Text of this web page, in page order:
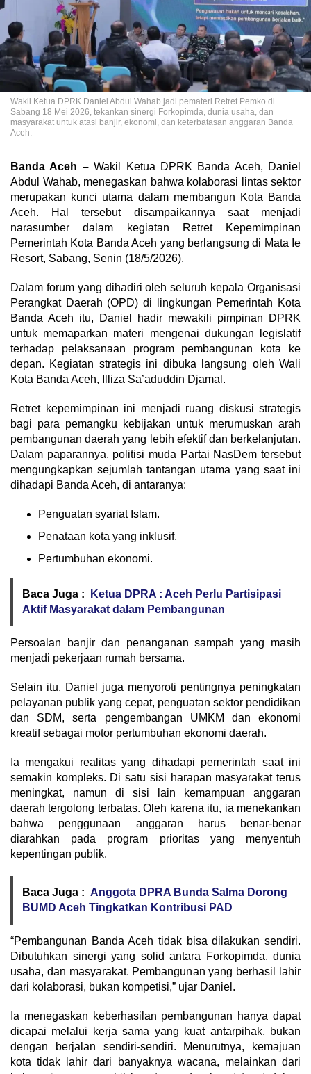
Wakil Ketua DPRK Daniel Abdul Wahab jadi pemateri Retret Pemko di
Sabang 18 Mei 2026, tekankan sinergi Forkopimda, dunia usaha, dan
masyarakat untuk atasi banjir, ekonomi, dan keterbatasan anggaran Banda
Aceh.
Banda Aceh –Wakil Ketua DPRK Banda Aceh, Daniel
Abdul Wahab, menegaskan bahwa kolaborasi lintas sektor
merupakan kunci utama dalam membangun Kota Banda
Aceh. Hal tersebut disampaikannya saat menjadi
narasumber dalam kegiatan Retret Kepemimpinan
Pemerintah Kota Banda Aceh yang berlangsung di Mata Ie
Resort, Sabang, Senin (18/5/2026).
Dalam forum yang dihadiri oleh seluruh kepala Organisasi
Perangkat Daerah (OPD) di lingkungan Pemerintah Kota
Banda Aceh itu, Daniel hadir mewakili pimpinan DPRK
untuk memaparkan materi mengenai dukungan legislatif
terhadap pelaksanaan program pembangunan kota ke
depan. Kegiatan strategis ini dibuka langsung oleh Wali
Kota Banda Aceh, Illiza Sa’aduddin Djamal.
Retret kepemimpinan ini menjadi ruang diskusi strategis
bagi para pemangku kebijakan untuk merumuskan arah
pembangunan daerah yang lebih efektif dan berkelanjutan.
Dalam paparannya, politisi muda Partai NasDem tersebut
mengungkapkan sejumlah tantangan utama yang saat ini
dihadapi Banda Aceh, di antaranya:
Penguatan syariat Islam.
Penataan kota yang inklusif.
Pertumbuhan ekonomi.
Baca Juga :
Ketua DPRA : Aceh Perlu Partisipasi
Aktif Masyarakat dalam Pembangunan
Persoalan banjir dan penanganan sampah yang masih
menjadi pekerjaan rumah bersama.
Selain itu, Daniel juga menyoroti pentingnya peningkatan
pelayanan publik yang cepat, penguatan sektor pendidikan
dan SDM, serta pengembangan UMKM dan ekonomi
kreatif sebagai motor pertumbuhan ekonomi daerah.
Ia mengakui realitas yang dihadapi pemerintah saat ini
semakin kompleks. Di satu sisi harapan masyarakat terus
meningkat, namun di sisi lain kemampuan anggaran
daerah tergolong terbatas. Oleh karena itu, ia menekankan
bahwa penggunaan anggaran harus benar-benar
diarahkan pada program prioritas yang menyentuh
kepentingan publik.
Baca Juga : Anggota DPRA Bunda Salma Dorong
BUMD Aceh Tingkatkan Kontribusi PAD
“Pembangunan Banda Aceh tidak bisa dilakukan sendiri.
Dibutuhkan sinergi yang solid antara Forkopimda, dunia
usaha, dan masyarakat. Pembangunan yang berhasil lahir
dari kolaborasi, bukan kompetisi,” ujar Daniel.
Ia menegaskan keberhasilan pembangunan hanya dapat
dicapai melalui kerja sama yang kuat antarpihak, bukan
dengan berjalan sendiri-sendiri. Menurutnya, kemajuan
kota tidak lahir dari banyaknya wacana, melainkan dari